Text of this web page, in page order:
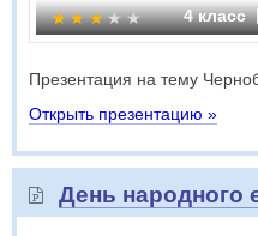
4 класс
Презентация на тему
Открыть презентацию »
День народного